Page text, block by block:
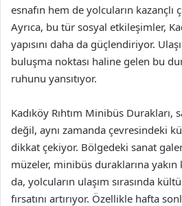
esnafın hem de yolcuların kazançlı
Ayrıca, bu tür sosyal etkileşimler,
yapısını daha da güçlendiriyor.
buluşma noktası haline gelen bu
ruhunu yansıtıyor.
Kadıköy Rıhtım Minibüs Durakları,
değil, aynı zamanda çevresindeki
dikkat çekiyor. Bölgedeki sanat
müzeler, minibüs duraklarına
da, yolcuların ulaşım sırasında
fırsatını artırıyor. Özellikle hafta